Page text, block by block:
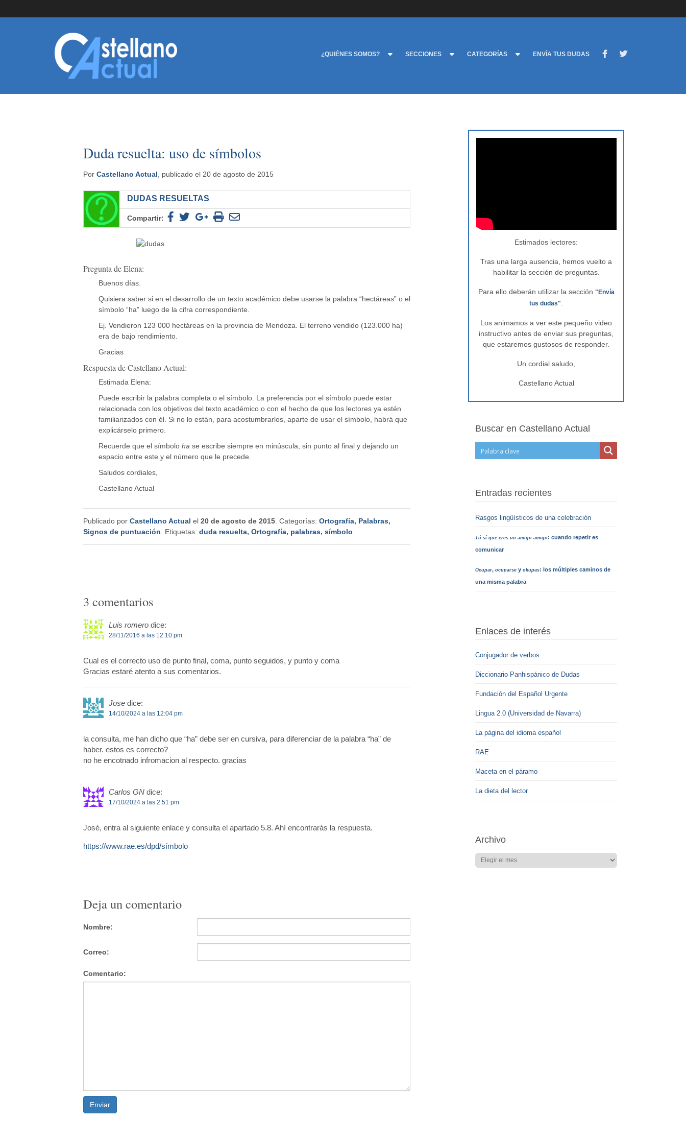
¿QUIÉNES SOMOS? SECCIONES CATEGORÍAS ENVÍA TUS DUDAS
Duda resuelta: uso de símbolos
Por Castellano Actual , publicado el 20 de agosto de 2015
DUDAS RESUELTAS
Compartir:
Pregunta de Elena:
Buenos días.
Quisiera saber si en el desarrollo de un texto académico debe usarse la palabra “hectáreas” o el
símbolo “ha” luego de la cifra correspondiente.
Ej. Vendieron 123 000 hectáreas en la provincia de Mendoza. El terreno vendido (123.000 ha)
era de bajo rendimiento.
Gracias
Respuesta de Castellano Actual:
Estimada Elena:
Puede escribir la palabra completa o el símbolo. La preferencia por el símbolo puede estar
relacionada con los objetivos del texto académico o con el hecho de que los lectores ya estén
familiarizados con él. Si no lo están, para acostumbrarlos, aparte de usar el símbolo, habrá que
explicárselo primero.
Recuerde que el símbolo ha se escribe siempre en minúscula, sin punto al final y dejando un
espacio entre este y el número que le precede.
Saludos cordiales,
Castellano Actual
Publicado por Castellano Actual el 20 de agosto de 2015. Categorías: Ortografía, Palabras,
Signos de puntuación . Etiquetas: duda resuelta, Ortografía, palabras, símbolo
3 comentarios
Luis romero dice:
28/11/2016 a las 12:10 pm
Cual es el correcto uso de punto final, coma, punto seguidos, y punto y coma
Gracias estaré atento a sus comentarios.
Jose dice:
14/10/2024 a las 12:04 pm
la consulta, me han dicho que “ha” debe ser en cursiva, para diferenciar de la palabra “ha” de
haber. estos es correcto?
no he encotnado infromacion al respecto. gracias
Carlos GN dice:
17/10/2024 a las 2:51 pm
José, entra al siguiente enlace y consulta el apartado 5.8. Ahí encontrarás la respuesta.
https://www.rae.es/dpd/símbolo
Deja un comentario
Nombre:
Correo:
Comentario:
Enviar
Estimados lectores:
Tras una larga ausencia, hemos vuelto a
habilitar la sección de preguntas.
Para ello deberán utilizar la sección "Envía
tus dudas"
Los animamos a ver este pequeño video
instructivo antes de enviar sus preguntas,
que estaremos gustosos de responder.
Un cordial saludo,
Castellano Actual
Buscar en Castellano Actual
Entradas recientes
Rasgos lingüísticos de una celebración
Tú sí que eres un amigo amigo: cuando repetir es
comunicar
Ocupar, ocuparsey okupas: los múltiples caminos de
una misma palabra
Enlaces de interés
Conjugador de verbos
Diccionario Panhispánico de Dudas
Fundación del Español Urgente
Lingua 2.0 (Universidad de Navarra)
La página del idioma español
RAE
Maceta en el páramo
La dieta del lector
Archivo